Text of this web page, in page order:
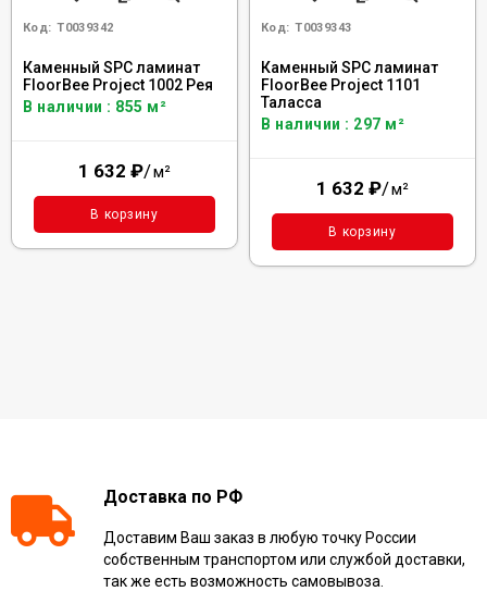
Код: Т0039342
Каменный SPC ламинат
FloorBee Project 1002 Рея
В наличии : 855 м²
1 632 ₽/м²
В корзину
Код: Т0039343
Каменный SPC ламинат
FloorBee Project 1101
Таласса
В наличии : 297 м²
1 632 ₽/м²
В корзину
Доставка по РФ
Доставим Ваш заказ в любую точку России
собственным транспортом или службой доставки,
так же есть возможность самовывоза.